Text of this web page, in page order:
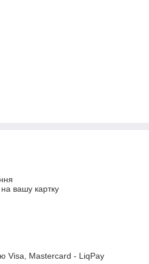
вашу картку
Visa, Mastercard - LiqPay